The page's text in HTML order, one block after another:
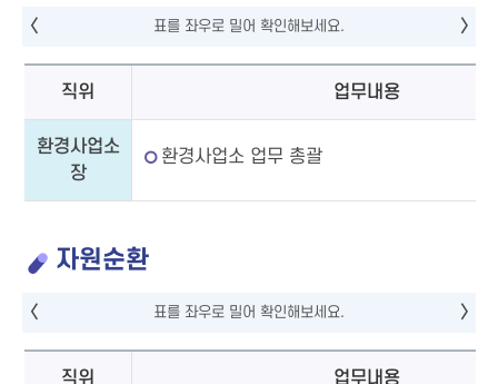
직위 업무내용
환경사업소
장
환경사업소 업무 총괄
자원순환
직위 업무내용